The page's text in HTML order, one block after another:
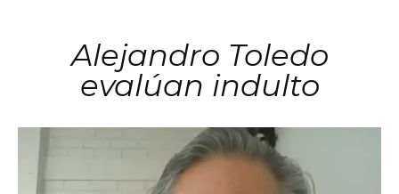
Alejandro Toledo
evalúan indulto